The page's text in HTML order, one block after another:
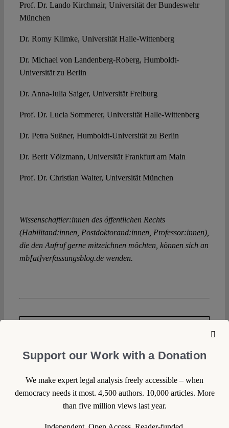
Prof. Dr. Lando Kirchmair, Universität der Bundeswehr
München
Dr. Romy Klimke, Universität Halle-Wittenberg
Dr. Michael von Landenberg-Roberg, Humboldt-
Universität zu Berlin
Dr. Anna-Julia Saiger, Universität Freiburg
Prof. Dr. Lucia Sommerer, Universität Halle-Wittenberg
Dr. Petra Sußner, Humboldt-Universität zu Berlin
Dr. Berit Völzmann, Universität Frankfurt am Main
Prof. Dr. Christian Walter, Universität München
Wissenschaftler:innen des öffentlichen Rechts
(Habilitand:innen, Postdoktorand:innen, Professor:innen),
die den Aufruf gerne mitzeichnen möchten, können sich an
mb[at]verfassungsblog.de wenden.
LICENSED UNDER CC BY-SA 4.0
EXPORT METADATA
Support our Work with a Donation
We make expert legal analysis freely accessible – when
democracy needs it most. 4,500 authors. 10,000 articles. More
than five million views last year.